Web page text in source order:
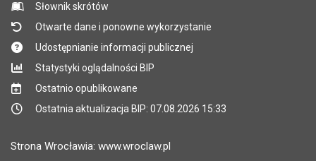
Słownik skrótów
Otwarte dane i ponowne wykorzystanie
Udostępnianie informacji publicznej
Statystyki oglądalności BIP
Ostatnio opublikowane
Ostatnia aktualizacja BIP: 07.08.2026 15:33
Strona Wrocławia: www.wroclaw.pl